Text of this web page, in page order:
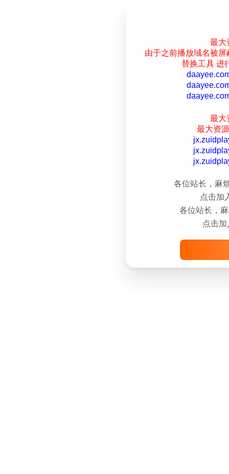
最大
由于之前播放域名被
替换工具 进
最大
最大资
各位站长，麻
点击加
各位站长，
点击